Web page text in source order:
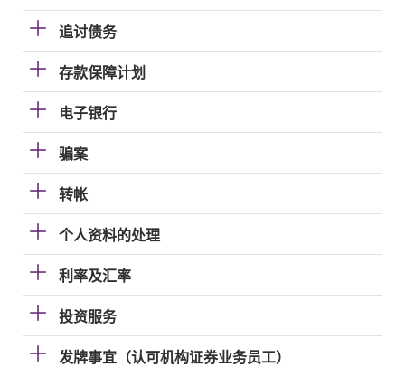
追讨债务
存款保障计划
电子银行
骗案
转帐
个人资料的处理
利率及汇率
投资服务
发牌事宜（认可机构证券业务员工）